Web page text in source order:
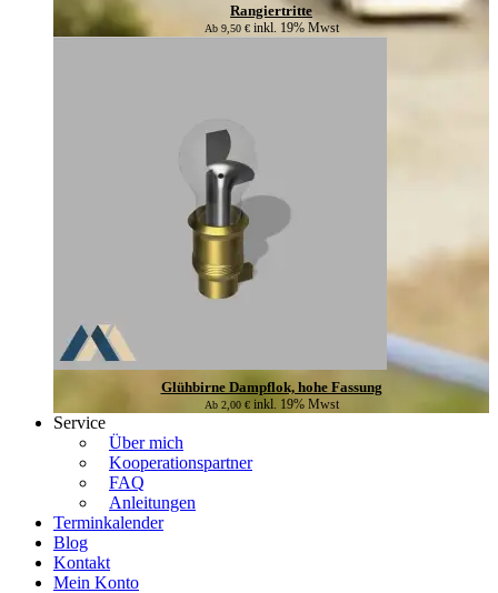
Rangiertritte
Ab 9,50 € inkl. 19% Mwst
Glühbirne Dampflok, hohe Fassung
Ab 2,00 € inkl. 19% Mwst
Service
Über mich
Kooperationspartner
FAQ
Anleitungen
Terminkalender
Blog
Kontakt
Mein Konto